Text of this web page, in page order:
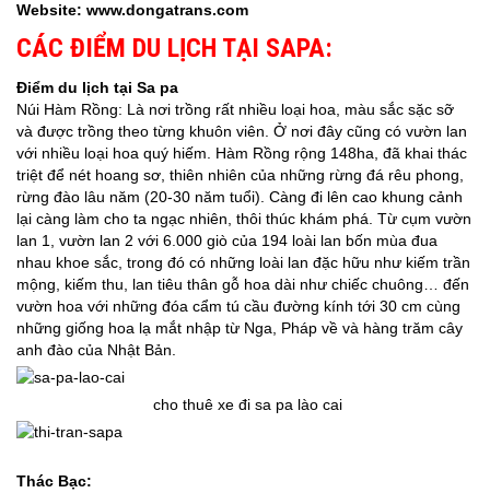
Website: www.dongatrans.com
CÁC ĐIỂM DU LỊCH TẠI SAPA:
Điểm du lịch tại Sa pa
Núi Hàm Rồng: Là nơi trồng rất nhiều loại hoa, màu sắc sặc sỡ
và được trồng theo từng khuôn viên. Ở nơi đây cũng có vườn lan
với nhiều loại hoa quý hiếm. Hàm Rồng rộng 148ha, đã khai thác
triệt để nét hoang sơ, thiên nhiên của những rừng đá rêu phong,
rừng đào lâu năm (20-30 năm tuổi). Càng đi lên cao khung cảnh
lại càng làm cho ta ngạc nhiên, thôi thúc khám phá. Từ cụm vườn
lan 1, vườn lan 2 với 6.000 giò của 194 loài lan bốn mùa đua
nhau khoe sắc, trong đó có những loài lan đặc hữu như kiếm trần
mộng, kiếm thu, lan tiêu thân gỗ hoa dài như chiếc chuông… đến
vườn hoa với những đóa cẩm tú cầu đường kính tới 30 cm cùng
những giống hoa lạ mắt nhập từ Nga, Pháp về và hàng trăm cây
anh đào của Nhật Bản.
cho thuê xe đi sa pa lào cai
Thác Bạc: